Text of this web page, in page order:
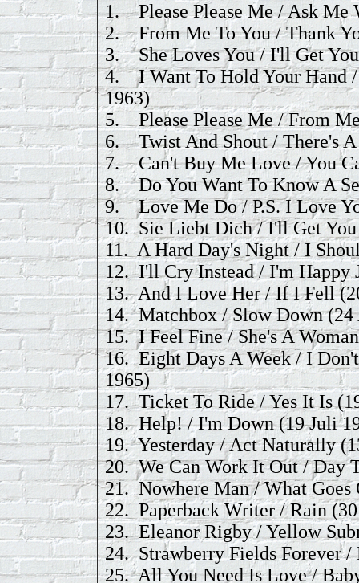
1.
Please Please Me / Ask Me
2.
From Me To You / Thank
3.
She Loves You / I'll Get You
4.
I Want To Hold Your Hand
1963)
5.
Please Please Me / From
6.
Twist And Shout / There's
7.
Can't Buy Me Love / You
8.
Do You Want To Know A
9.
Love Me Do / P.S. I Love
10. Sie Liebt Dich / I'll Get You
11. A Hard Day's Night / I
12. I'll Cry Instead / I'm Happy
13. And I Love Her / If I Fell
14. Matchbox / Slow Down(24
15. I Feel Fine / She's A Woman
16. Eight Days A Week / I
1965)
17. Ticket To Ride / Yes It Is
18. Help! / I'm Down(19 Juli
19. Yesterday / Act Naturally
20. We Can Work It Out / Day
21. Nowhere Man / What Goes
22. Paperback Writer / Rain(30
23. Eleanor Rigby / Yellow
24. Strawberry Fields Forever /
25. All You Need Is Love /